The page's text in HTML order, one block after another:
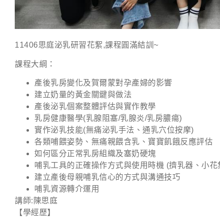
11406思庭泌乳研習花絮,課程圓滿結訓~
課程大綱：
產後乳房變化及賀爾蒙對孕產婦的影響
建立奶量的黃金關鍵與做法
產後泌乳個案整體評估與實作教學
乳房健康醫學(乳腺阻塞/乳腺炎/乳房膿瘍)
實作泌乳技能(無痛泌乳手法、通乳穴位按摩)
各類哺餵姿勢、無痛親餵含乳、寶寶飢餓反應評估
如何區分正常乳房組織及塞奶硬塊
哺乳工具的正確操作方式與使用時機 (擠乳器、小花
建立產後母親哺乳信心的方式與溝通技巧
哺乳資源轉介運用
講師:陳思庭
【學經歷】